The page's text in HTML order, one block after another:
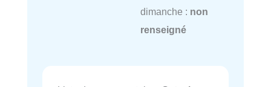
dimanche : non
renseigné